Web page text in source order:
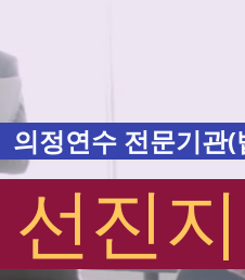
의정연수 전문기관(
선진